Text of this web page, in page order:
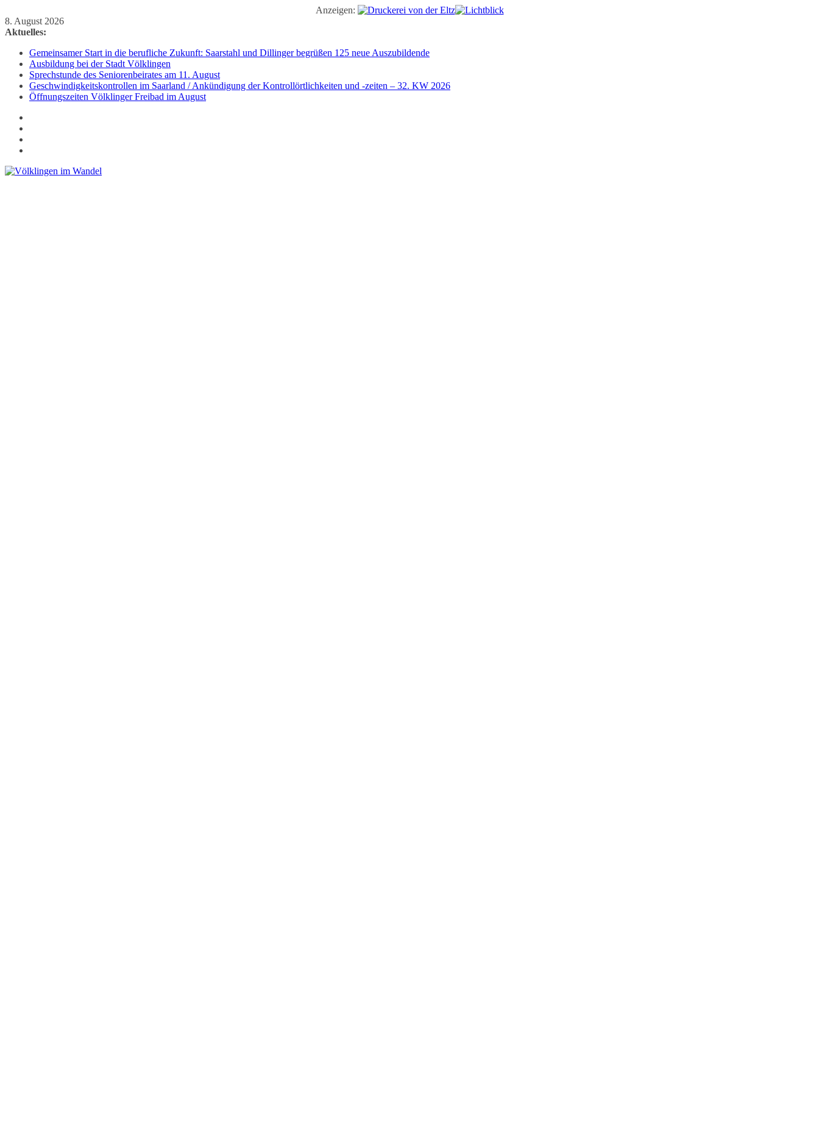
Anzeigen:
Zum
Inhalt
8. August 2026
Aktuelles:
Gemeinsamer Start in die berufliche Zukunft: Saarstahl und Dillinger begrüßen 125 neue Auszubildende
Ausbildung bei der Stadt Völklingen
Sprechstunde des Seniorenbeirates am 11. August
Geschwindigkeitskontrollen im Saarland / Ankündigung der Kontrollörtlichkeiten und -zeiten – 32. KW 2026
Öffnungszeiten Völklinger Freibad im August